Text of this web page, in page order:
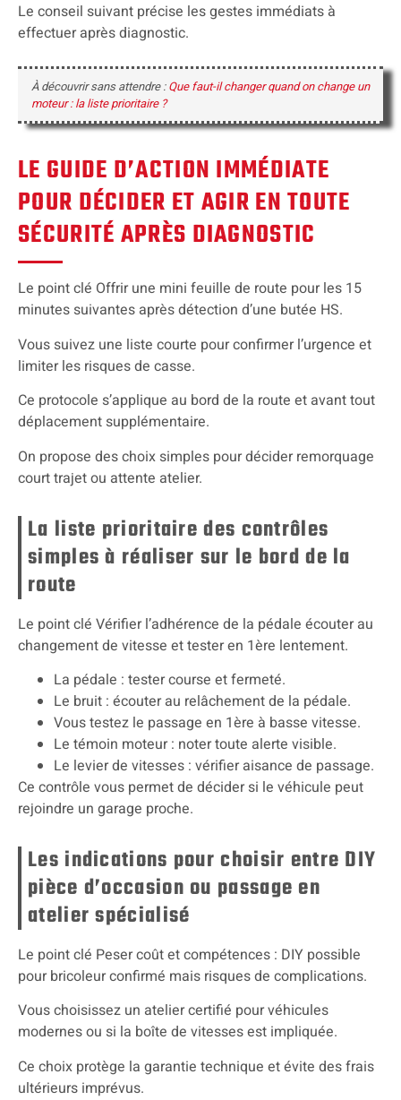
Le conseil suivant précise les gestes immédiats à
effectuer après diagnostic.
À découvrir sans attendre :Que faut-il changer quand on change un
moteur : la liste prioritaire ?
LE GUIDE D’ACTION IMMÉDIATE
POUR DÉCIDER ET AGIR EN TOUTE
SÉCURITÉ APRÈS DIAGNOSTIC
Le point clé Offrir une mini feuille de route pour les 15
minutes suivantes après détection d’une butée HS.
Vous suivez une liste courte pour confirmer l’urgence et
limiter les risques de casse.
Ce protocole s’applique au bord de la route et avant tout
déplacement supplémentaire.
On propose des choix simples pour décider remorquage
court trajet ou attente atelier.
La liste prioritaire des contrôles
simples à réaliser sur le bord de la
route
Le point clé Vérifier l’adhérence de la pédale écouter au
changement de vitesse et tester en 1ère lentement.
La pédale : tester course et fermeté.
Le bruit : écouter au relâchement de la pédale.
Vous testez le passage en 1ère à basse vitesse.
Le témoin moteur : noter toute alerte visible.
Le levier de vitesses : vérifier aisance de passage.
Ce contrôle vous permet de décider si le véhicule peut
rejoindre un garage proche.
Les indications pour choisir entre DIY
pièce d’occasion ou passage en
atelier spécialisé
Le point clé Peser coût et compétences : DIY possible
pour bricoleur confirmé mais risques de complications.
Vous choisissez un atelier certifié pour véhicules
modernes ou si la boîte de vitesses est impliquée.
Ce choix protège la garantie technique et évite des frais
ultérieurs imprévus.